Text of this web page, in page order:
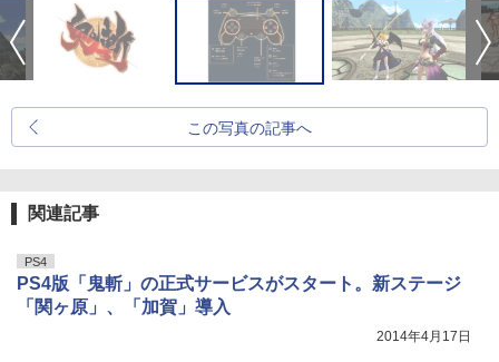
この写真の記事へ
関連記事
PS4
PS4版「鬼斬」の正式サービスがスタート。新ステージ
「関ヶ原」、「加賀」導入
2014年4月17日